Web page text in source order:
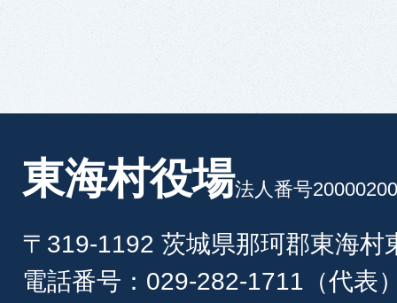
東海村役場法人番号
〒319-1192 茨城県那珂郡東海村
電話番号：029-282-1711（代表